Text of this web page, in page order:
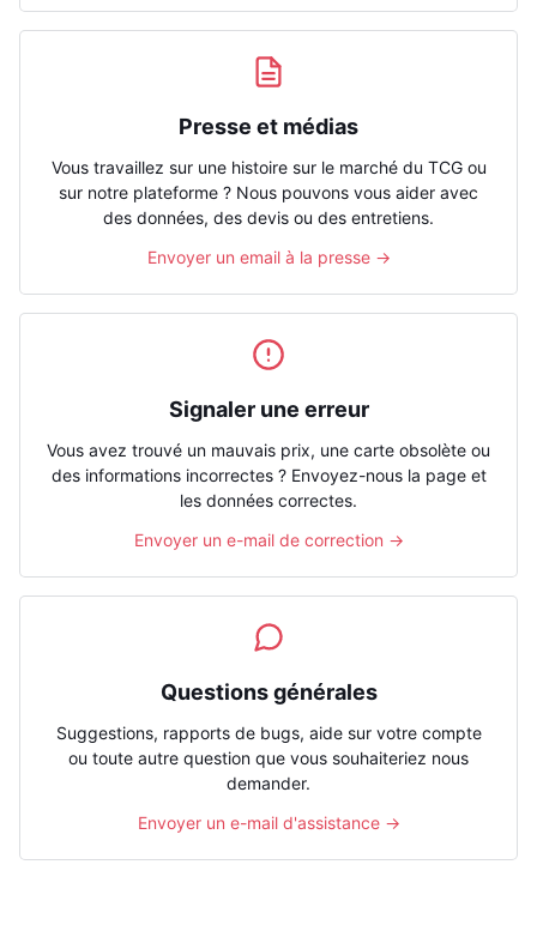
Presse et médias
Vous travaillez sur une histoire sur le marché du TCG ou
sur notre plateforme ? Nous pouvons vous aider avec
des données, des devis ou des entretiens.
Envoyer un email à la presse →
Signaler une erreur
Vous avez trouvé un mauvais prix, une carte obsolète ou
des informations incorrectes ? Envoyez-nous la page et
les données correctes.
Envoyer un e-mail de correction →
Questions générales
Suggestions, rapports de bugs, aide sur votre compte
ou toute autre question que vous souhaiteriez nous
demander.
Envoyer un e-mail d'assistance →